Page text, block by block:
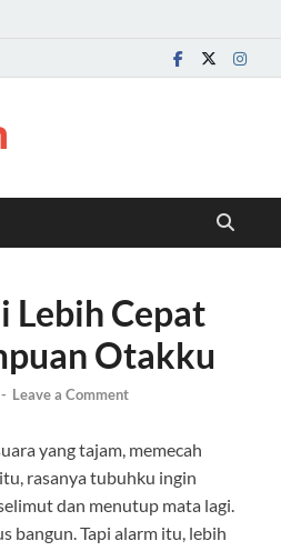
Lebih Cepat
Otakku
- Leave a Comment
yang tajam, memecah
rasanya tubuhku ingin
dan menutup mata lagi.
bangun. Tapi alarm itu, lebih